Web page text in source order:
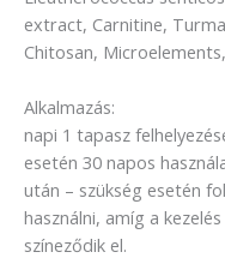
extract, Carnitine,
Chitosan,
Alkalmazás:
napi 1 tapasz
esetén 30 napos
után – szükség esetén
használni, amíg a
színeződik el.